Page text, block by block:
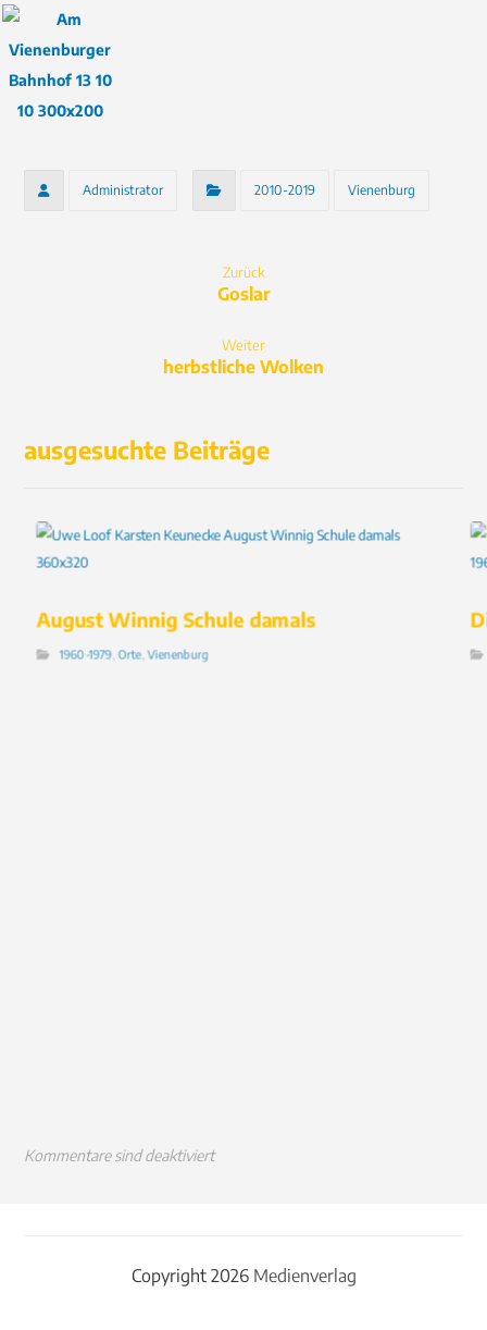
Administrator 2010-2019 Vienenburg
Zurück
Goslar
Weiter
herbstliche Wolken
ausgesuchte Beiträge
August Winnig Schule damals
1960-1979 ,Orte ,Vienenburg
Kommentare sind deaktiviert
Copyright 2026 Medienverlag